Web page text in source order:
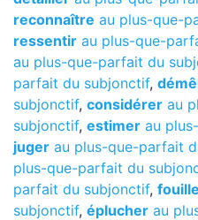
reconnaître au plus-que-
ressentir au plus-que-
au plus-que-parfait du
parfait du subjonctif,
subjonctif, considérer au
subjonctif, estimer au
juger au plus-que-parfait
plus-que-parfait du
parfait du subjonctif,
subjonctif, éplucher au